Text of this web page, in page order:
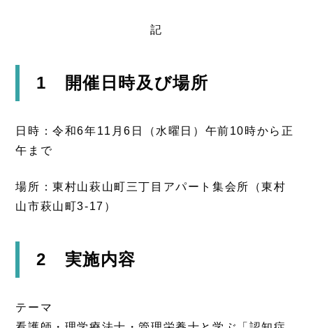
記
1 開催日時及び場所
日時：令和6年11月6日（水曜日）午前10時から正
午まで
場所：東村山萩山町三丁目アパート集会所（東村
山市萩山町3-17）
2 実施内容
テーマ